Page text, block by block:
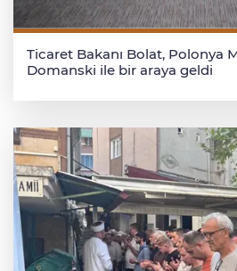
Ticaret Bakanı Bolat, Polonya
Domanski ile bir araya geldi